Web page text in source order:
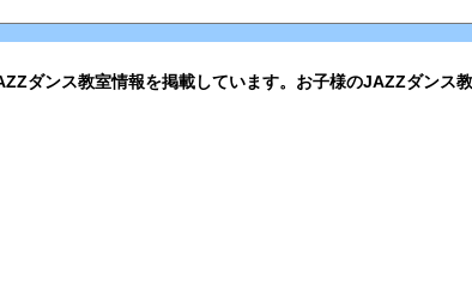
ダンス教室情報を掲載しています。お子様のJAZZダンス